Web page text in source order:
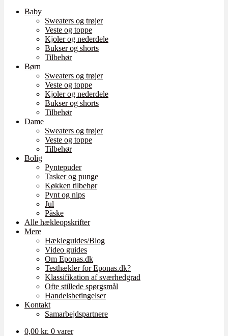
Baby
Sweaters og trøjer
Veste og toppe
Kjoler og nederdele
Bukser og shorts
Tilbehør
Børn
Sweaters og trøjer
Veste og toppe
Kjoler og nederdele
Bukser og shorts
Tilbehør
Dame
Sweaters og trøjer
Veste og toppe
Tilbehør
Bolig
Pyntepuder
Tasker og punge
Køkken tilbehør
Pynt og nips
Jul
Påske
Alle hækleopskrifter
Mere
Hækleguides/Blog
Video guides
Om Eponas.dk
Testhækler for Eponas.dk?
Klassifikation af sværhedgrad
Ofte stillede spørgsmål
Handelsbetingelser
Kontakt
Samarbejdspartnere
0,00 kr. 0 varer